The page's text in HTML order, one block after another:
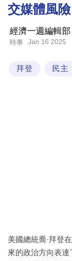
商
業
科
區
交媒體風險
經濟一週編輯部
時事 Jan 16 2025
拜登 民主
美國總統喬·拜登
來的政治方向表